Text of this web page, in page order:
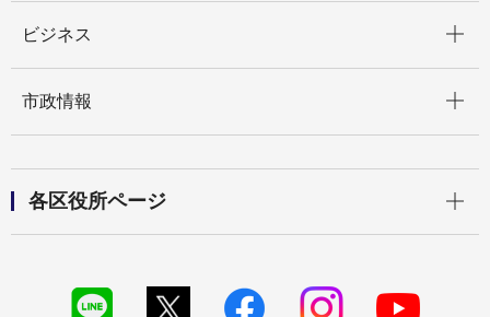
ビジネス
市政情報
各区役所ページ